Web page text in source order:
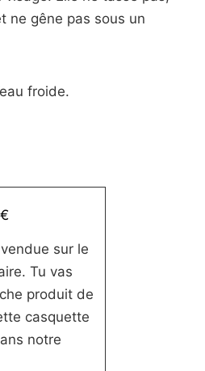
ne gêne pas sous un
froide.
€
sur le
Tu vas
produit de
casquette
notre